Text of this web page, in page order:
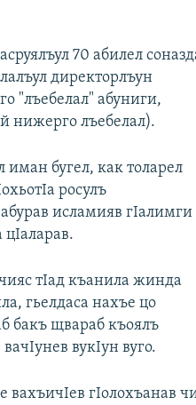
70 абилел
директорлъун
"лъебелал" абуниги,
нижерго лъебелал).
иман бугел, как толарел
росулъ
исламияв гIалимги
цIаларав.
тIад къанила жинда
гьелдаса нахъе цо
бакъ щвараб къоялъ
вукIун вуго.
вахъичIев гIолохъанав